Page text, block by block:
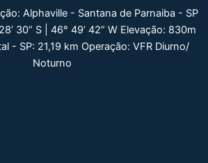
Alphaville - Santana de Parnaiba - SP
30” S | 46° 49’ 42” W Elevação: 830m
- SP: 21,19 km Operação: VFR Diurno/
Noturno